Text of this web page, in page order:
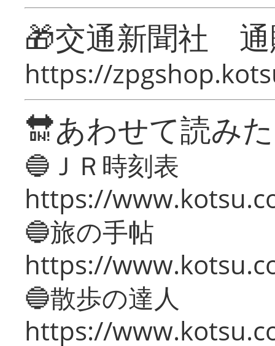
🎁交通新聞社
https://
🔛あわせて読み
🔵ＪＲ時刻表
https://
🔵旅の手帖
https://
🔵散歩の達人
https://